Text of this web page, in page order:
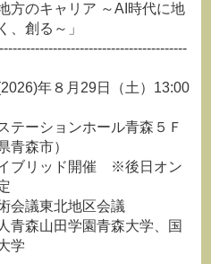
方のキャリア ～AI時代に地
、創る～」
年８月29日（土）13:00
テーションホール青森５Ｆ
青森市）
イブリッド開催 ※後日オン
会議東北地区会議
青森山田学園青森大学、国
学